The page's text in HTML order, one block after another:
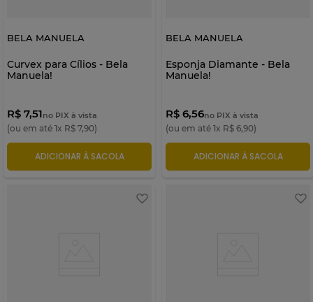
BELA MANUELA
Curvex para Cílios - Bela
Manuela!
R$ 7,51no PIX à vista
(ou em até 1x R$ 7,90)
ADICIONAR À SACOLA
BELA MANUELA
Esponja Diamante - Bela
Manuela!
R$ 6,56no PIX à vista
(ou em até 1x R$ 6,90)
ADICIONAR À SACOLA